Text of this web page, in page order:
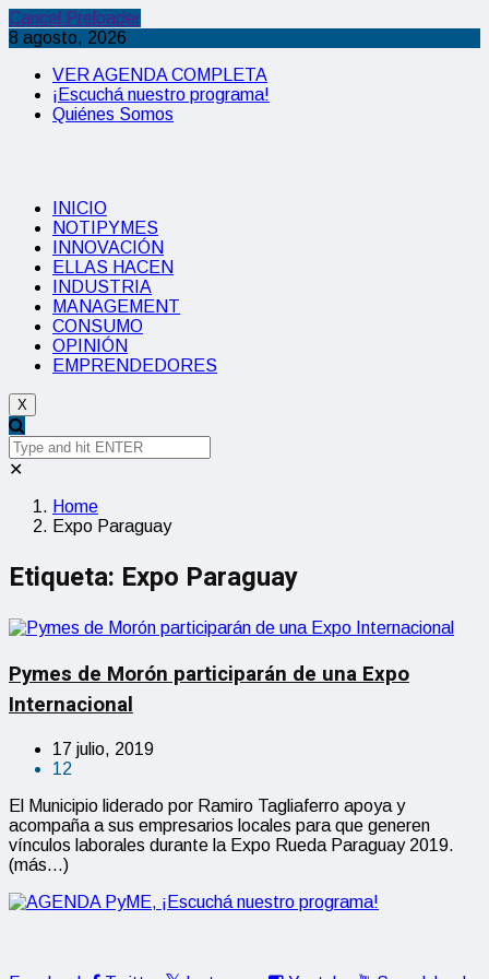
Cancel Preloader
8 agosto, 2026
VER AGENDA COMPLETA
¡Escuchá nuestro programa!
Quiénes Somos
INICIO
NOTIPYMES
INNOVACIÓN
ELLAS HACEN
INDUSTRIA
MANAGEMENT
CONSUMO
OPINIÓN
EMPRENDEDORES
X
✕
Home
Expo Paraguay
Etiqueta: Expo Paraguay
Pymes de Morón participarán de una Expo
Internacional
17 julio, 2019
12
El Municipio liderado por Ramiro Tagliaferro apoya y
acompaña a sus empresarios locales para que generen
vínculos laborales durante la Expo Rueda Paraguay 2019.
(más…)